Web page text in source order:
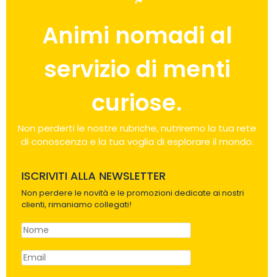
Animi nomadi al
servizio di menti
curiose.
Non perderti le nostre rubriche, nutriremo la tua rete
di conoscenza e la tua voglia di esplorare il mondo.
ISCRIVITI ALLA NEWSLETTER
Non perdere le novità e le promozioni dedicate ai nostri
clienti, rimaniamo collegati!